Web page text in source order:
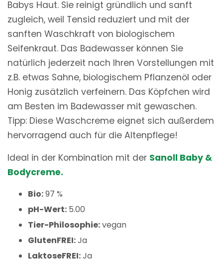
Babys Haut. Sie reinigt gründlich und sanft
zugleich, weil Tensid reduziert und mit der
sanften Waschkraft von biologischem
Seifenkraut. Das Badewasser können Sie
natürlich jederzeit nach Ihren Vorstellungen mit
z.B. etwas Sahne, biologischem Pflanzenöl oder
Honig zusätzlich verfeinern. Das Köpfchen wird
am Besten im Badewasser mit gewaschen.
Tipp: Diese Waschcreme eignet sich außerdem
hervorragend auch für die Altenpflege!
Ideal in der Kombination mit der Sanoll Baby &
Bodycreme.
Bio:97 %
pH-Wert:5.00
Tier-Philosophie:vegan
GlutenFREI:Ja
LaktoseFREI:Ja